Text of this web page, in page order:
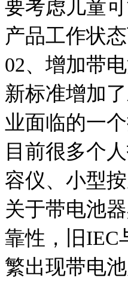
要考虑儿童
产品工作状
02、增加带
新标准增加
业面临的一个
目前很多个
容仪、小型
关于带电池
靠性，旧IEC
繁出现带电